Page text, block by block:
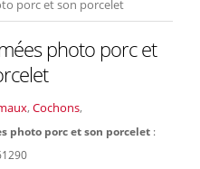
porc et son porcelet
photo porc et
, Cochons,
photo porc et son porcelet :